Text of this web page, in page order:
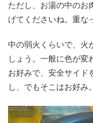
ただし、お湯の中のお
げてくださいね。重な
中の弱火くらいで、火
しょう。一般に色が変
お好みで、安全サイド
し、でもそこはお好み。